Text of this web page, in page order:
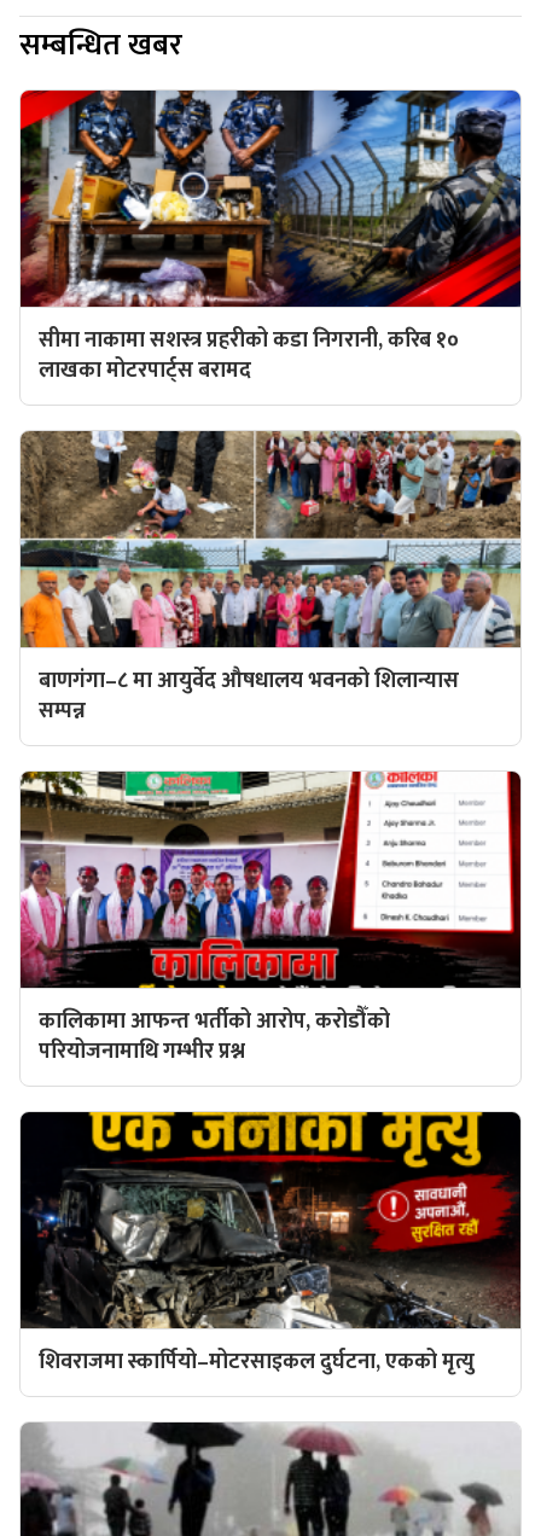
सम्बन्धित खबर
सीमा नाकामा सशस्त्र प्रहरीको कडा निगरानी, करिब १०
लाखका मोटरपार्ट्स बरामद
बाणगंगा–८ मा आयुर्वेद औषधालय भवनको शिलान्यास
सम्पन्न
कालिकामा आफन्त भर्तीको आरोप, करोडौँको
परियोजनामाथि गम्भीर प्रश्न
शिवराजमा स्कार्पियो–मोटरसाइकल दुर्घटना, एकको मृत्यु